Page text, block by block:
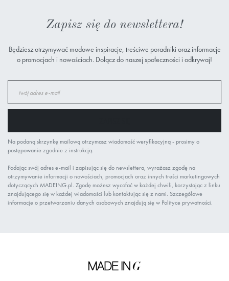
Zapisz się do newslettera!
Będziesz otrzymywać modowe inspiracje, treściwe poradniki oraz informacje
o promocjach i nowościach. Dołącz do naszej społeczności i odkrywaj!
nasz
newsletter:
Na podaną skrzynkę mailową otrzymasz wiadomość weryfikacyjną - prosimy o
postępowanie zgodnie z instrukcją.
Podając swój adres e-mail i zapisując się do newslettera, wyrażasz zgodę na
otrzymywanie informacji o nowościach, promocjach oraz innych treści marketingowych
dotyczących MADEING.pl. Zgodę możesz wycofać w każdej chwili, korzystając z linku
znajdującego się w każdej wiadomości lub kontaktując się z nami. Szczegółowe
informacje o przetwarzaniu danych osobowych znajdują się w Polityce prywatności.